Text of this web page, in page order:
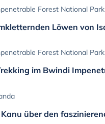
Forest National
Löwen von
Forest National
im Bwindi
über den